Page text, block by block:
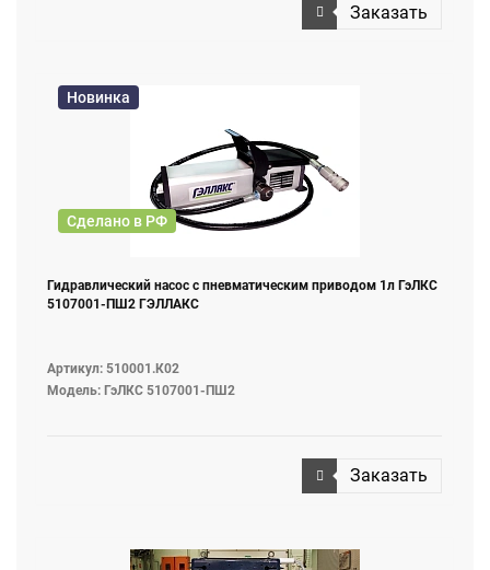
Заказать
Новинка
Сделано в РФ
Гидравлический насос с пневматическим приводом 1л ГэЛКС
5107001-ПШ2 ГЭЛЛАКС
Артикул: 510001.К02
Модель: ГэЛКС 5107001-ПШ2
Заказать